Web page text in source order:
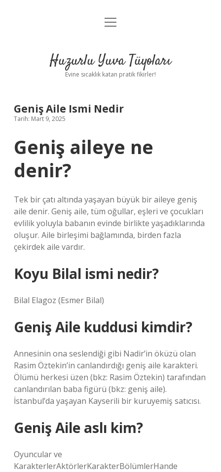
Anasayfa
Yasal Uyarı
menüyü
Huzurlu Yuva Tüyoları
Evine sıcaklık katan pratik fikirler!
Geniş Aile Ismi Nedir
Tarih: Mart 9, 2025
Geniş aileye ne
denir?
Tek bir çatı altında yaşayan büyük bir aileye geniş
aile denir. Geniş aile, tüm oğullar, eşleri ve çocukları
evlilik yoluyla babanın evinde birlikte yaşadıklarında
oluşur. Aile birleşimi bağlamında, birden fazla
çekirdek aile vardır.
Koyu Bilal ismi nedir?
Bilal Elagoz (Esmer Bilal)
Geniş Aile kuddusi kimdir?
Annesinin ona seslendiği gibi Nadir’in öküzü olan
Rasim Öztekin’in canlandırdığı geniş aile karakteri.
Ölümü herkesi üzen (bkz: Rasim Öztekin) tarafından
canlandırılan baba figürü (bkz: geniş aile).
İstanbul’da yaşayan Kayserili bir kuruyemiş satıcısı.
Geniş Aile aslı kim?
Oyuncular ve
KarakterlerAktörlerKarakterBölümlerHande